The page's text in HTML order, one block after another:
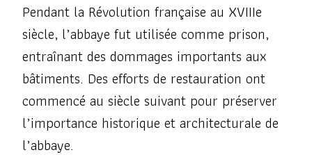
Pendant la Révolution française au XVIIIe
siècle, l’abbaye fut utilisée comme prison,
entraînant des dommages importants aux
bâtiments. Des efforts de restauration ont
commencé au siècle suivant pour préserver
l’importance historique et architecturale de
l’abbaye.